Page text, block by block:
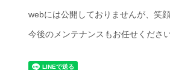
webには公開しておりませんが、笑
今後のメンテナンスもお任せくださ